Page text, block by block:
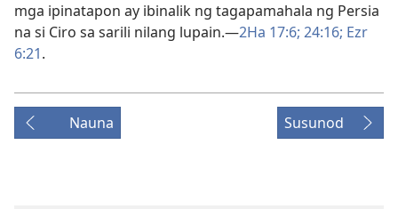
mga ipinatapon ay ibinalik ng tagapamahala ng Persia
na si Ciro sa sarili nilang lupain.—2Ha 17:6; 24:16; Ezr
6:21.
Nauna Susunod